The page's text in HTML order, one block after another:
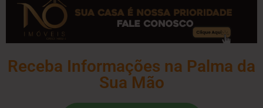
Receba Informações na Palma da
Sua Mão